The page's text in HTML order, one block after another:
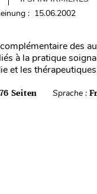
: 15.06.2002
des
à la pratique
et les
Seiten Sprache :